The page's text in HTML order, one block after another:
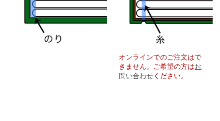
オンラインでのご注文はで
きません。ご希望の方はお
問い合わせください。